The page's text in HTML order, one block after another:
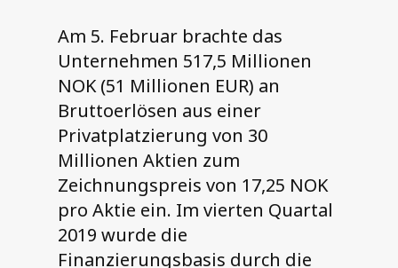
Am 5. Februar brachte das
Unternehmen 517,5 Millionen
NOK (51 Millionen EUR) an
Bruttoerlösen aus einer
Privatplatzierung von 30
Millionen Aktien zum
Zeichnungspreis von 17,25 NOK
pro Aktie ein. Im vierten Quartal
2019 wurde die
Finanzierungsbasis durch die